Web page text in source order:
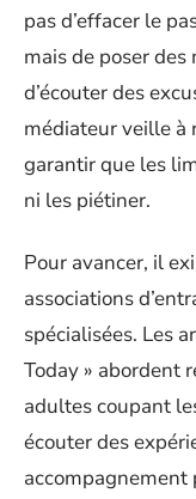
pas d’effacer le
mais de poser des
d’écouter des
médiateur veille à
garantir que les
ni les piétiner.
Pour avancer, il
associations
spécialisées. Les
Today » abordent
adultes coupant
écouter des